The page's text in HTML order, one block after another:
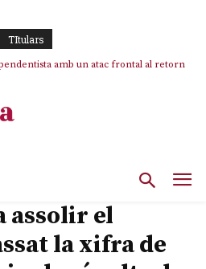
TItulars
amb un atac frontal al retorn
assolir el
la xifra de